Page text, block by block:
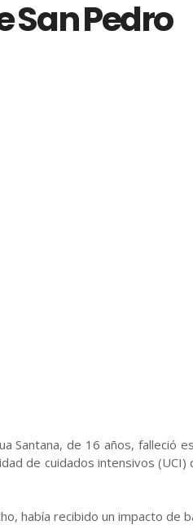
San Pedro
Santana, de 16 años, falleció
de cuidados intensivos (UCI)
había recibido un impacto de